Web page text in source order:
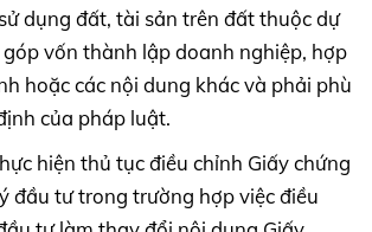
dụng đất, tài sản trên đất thuộc dự
vốn thành lập doanh nghiệp, hợp
hoặc các nội dung khác và phải phù
của pháp luật.
hiện thủ tục điều chỉnh Giấy chứng
đầu tư trong trường hợp việc điều